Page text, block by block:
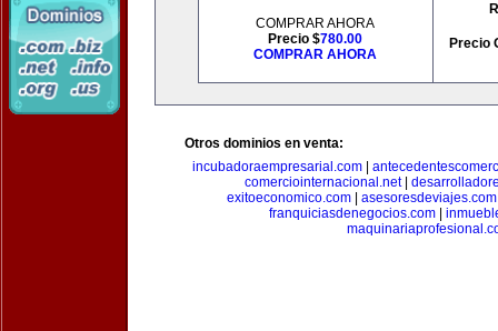
COMPRAR AHORA
Precio $780.00
COMPRAR AHORA
Precio
Otros dominios en venta:
incubadoraempresarial.com
comerciointernacional.net|
exitoeconomico.com| asesoresdeviajes.com
franquiciasdenegocios.com|